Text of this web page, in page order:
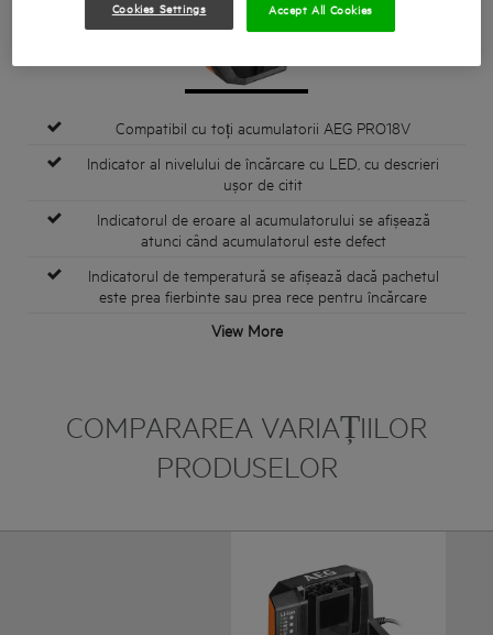
Compatibil cu toți acumulatorii AEG PRO18V
Indicator al nivelului de încărcare cu LED, cu descrieri
ușor de citit
Indicatorul de eroare al acumulatorului se afișează
atunci când acumulatorul este defect
Indicatorul de temperatură se afișează dacă pachetul
este prea fierbinte sau prea rece pentru încărcare
View More
COMPARAREA VARIAȚIILOR
PRODUSELOR
Cookies Settings Accept All Cookies